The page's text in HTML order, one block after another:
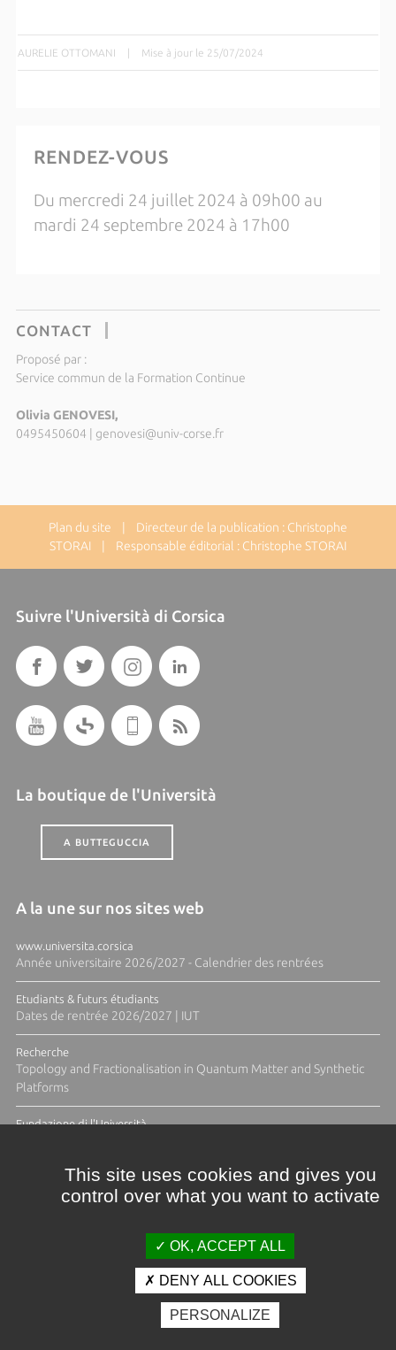
AURELIE OTTOMANI | Mise à jour le 25/07/2024
RENDEZ-VOUS
Du mercredi 24 juillet 2024 à 09h00 au
mardi 24 septembre 2024 à 17h00
CONTACT
Proposé par :
Service commun de la Formation Continue
Olivia GENOVESI,
0495450604
genovesi@univ-corse.fr
Plan du site | Directeur de la publication : Christophe
STORAI | Responsable éditorial : Christophe STORAI
Suivre l'Università di Corsica
La boutique de l'Università
A BUTTEGUCCIA
A la une sur nos sites web
www.universita.corsica
Année universitaire 2026/2027 - Calendrier des rentrées
Etudiants & futurs étudiants
Dates de rentrée 2026/2027 | IUT
Recherche
Topology and Fractionalisation in Quantum Matter and Synthetic
Platforms
Fundazione di l'Università
Crédits et mentions légales
Espace presse
Photothèque
This site uses cookies and gives you
control over what you want to activate
OK, ACCEPT ALL
DENY ALL COOKIES
PERSONALIZE